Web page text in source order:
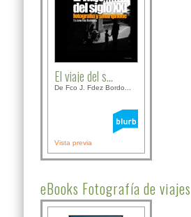
El viaje del s...
De Fco J. Fdez Bordo...
Vista previa
eBooks Fotografía de viajes